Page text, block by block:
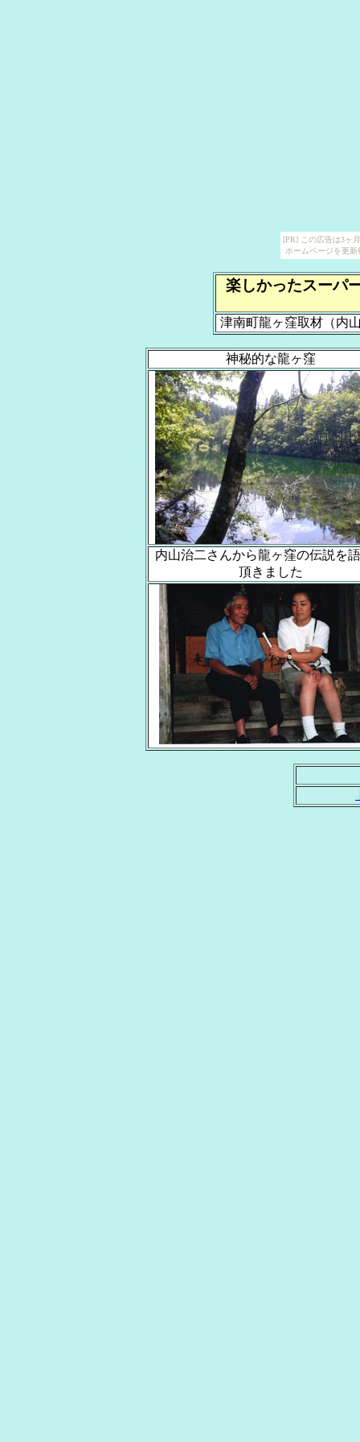
[PR] この広告は3ヶ
ホームページを更
楽しかったスーパ
津南町龍ヶ窪取材（内
神秘的な龍ヶ窪
内山治二さんから龍ヶ窪の伝説を
頂きました